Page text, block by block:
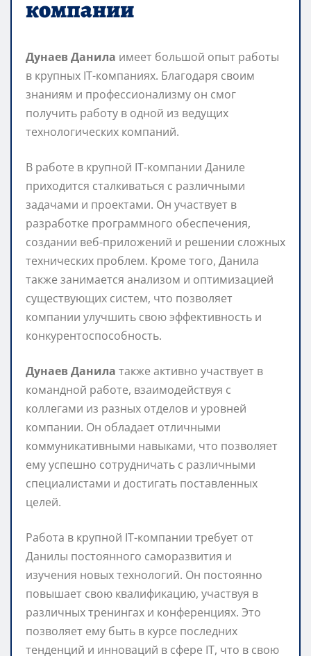
компании
Дунаев Данила имеет большой опыт работы
в крупных IT-компаниях. Благодаря своим
знаниям и профессионализму он смог
получить работу в одной из ведущих
технологических компаний.
В работе в крупной IT-компании Даниле
приходится сталкиваться с различными
задачами и проектами. Он участвует в
разработке программного обеспечения,
создании веб-приложений и решении сложных
технических проблем. Кроме того, Данила
также занимается анализом и оптимизацией
существующих систем, что позволяет
компании улучшить свою эффективность и
конкурентоспособность.
Дунаев Данила также активно участвует в
командной работе, взаимодействуя с
коллегами из разных отделов и уровней
компании. Он обладает отличными
коммуникативными навыками, что позволяет
ему успешно сотрудничать с различными
специалистами и достигать поставленных
целей.
Работа в крупной IT-компании требует от
Данилы постоянного саморазвития и
изучения новых технологий. Он постоянно
повышает свою квалификацию, участвуя в
различных тренингах и конференциях. Это
позволяет ему быть в курсе последних
тенденций и инноваций в сфере IT, что в свою